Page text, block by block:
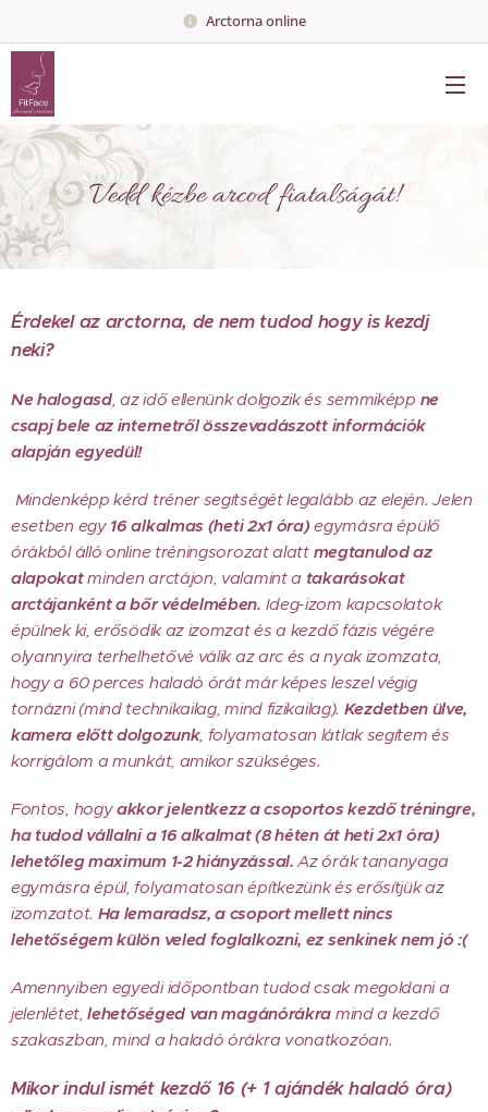
Arctorna online
Vedd kézbe arcod fiatalságát!
Érdekel az arctorna, de nem tudod hogy is kezdj
neki?
Ne halogasd, az idő ellenünk dolgozik és semmiképp ne
csapj bele az internetről összevadászott információk
alapján egyedül!
Mindenképp kérd tréner segítségét legalább az elején. Jelen
esetben egy 16 alkalmas (heti 2x1 óra) egymásra épülő
órákból álló online tréningsorozat alatt megtanulod az
alapokatminden arctájon, valamint a takarásokat
arctájanként a bőr védelmében. Ideg-izom kapcsolatok
épülnek ki, erősödik az izomzat és a kezdő fázis végére
olyannyira terhelhetővé válik az arc és a nyak izomzata,
hogy a 60 perces haladó órát már képes leszel végig
tornázni (mind technikailag, mind fizikailag). Kezdetben ülve,
kamera előtt dolgozunk, folyamatosan látlak segítem és
korrigálom a munkát, amikor szükséges.
Fontos, hogyakkor jelentkezz a csoportos kezdő tréningre,
ha tudod vállalni a 16 alkalmat (8 héten át heti 2x1 óra)
lehetőleg maximum 1-2 hiányzással.Az órák tananyaga
egymásra épül, folyamatosan építkezünk és erősítjük az
izomzatot. Ha lemaradsz, a csoport mellett nincs
lehetőségem külön veled foglalkozni, ez senkinek nem jó :(
Amennyiben egyedi időpontban tudod csak megoldani a
jelenlétet,lehetőséged van magánórákra mind a kezdő
szakaszban, mind a haladó órákra vonatkozóan.
Mikor indul ismét kezdő 16 (+ 1 ajándék haladó óra)